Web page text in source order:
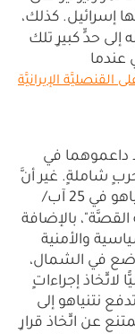
إسرائيل. كذلك،
إلى حدٍّ كبيرٍ تلك
عندما
القنصليَّة الإيرانيَّة
داعموهما في
حربٍ شاملةٍ. غير أنَّ
رئيس الوزراء الإسرائيلي بنيامين نتنياهو في 25 آب/
بالإضافة
والأمنية
في الشمال،
إجراءاتٍ
نتنياهو إلى
عن اتِّخاذ قرارٍ